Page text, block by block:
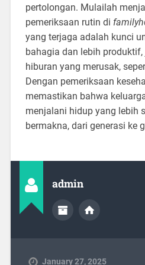
pertolongan. Mulailah
pemeriksaan rutin di
yang terjaga adalah kunci
bahagia dan lebih
hiburan yang merusak,
Dengan pemeriksaan
memastikan bahwa
menjalani hidup yang lebih
bermakna, dari generasi ke
admin
January 27, 2025